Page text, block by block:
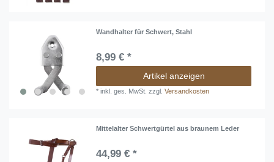
Wandhalter für Schwert, Stahl
8,99 € *
Artikel anzeigen
*inkl. ges. MwSt. zzgl.Versandkosten
Mittelalter Schwertgürtel aus braunem Leder
44,99 € *